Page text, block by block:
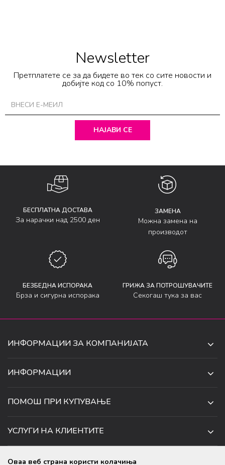
Newsletter
Претплатете се за да бидете во тек со сите новости и
добијте код со 10% попуст.
НАЈАВИ СЕ
БЕСПЛАТНА ДОСТАВА
За нарачки над 2500 ден
ЗАМЕНА
Можна замена на
производот
БЕЗБЕДНА ИСПОРАКА
Брза и сигурна испорака
ГРИЖА ЗА ПОТРОШУВАЧИТЕ
Секогаш тука за вас
ИНФОРМАЦИИ ЗА КОМПАНИЈАТА
СКОПЈЕ, МАКЕДОНИЈА
070 231 608
(0)2 32 18 388
ИНФОРМАЦИИ
СОРАБОТКИ
КОНТАКТ
ПОМОШ ПРИ КУПУВАЊЕ
НАЧИН НА ПЛАЌАЊЕ
УСЛУГИ НА КЛИЕНТИТЕ
Оваа веб страна користи колачиња